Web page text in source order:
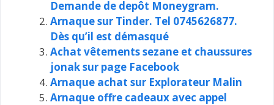
Demande de depôt Moneygram.
Arnaque sur Tinder. Tel 0745626877.
Dès qu’il est démasqué
Achat vêtements sezane et chaussures
jonak sur page Facebook
Arnaque achat sur Explorateur Malin
Arnaque offre cadeaux avec appel